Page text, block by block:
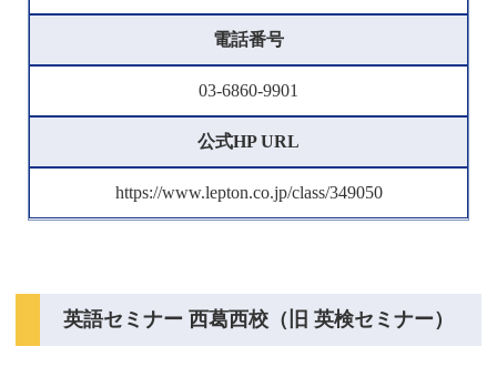
電話番号
03-6860-9901
公式HP URL
https://www.lepton.co.jp/class/349050
英語セミナー 西葛西校（旧 英検セミナー）